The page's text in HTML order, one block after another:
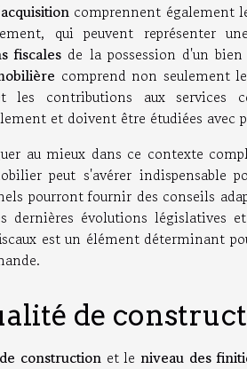
comprennent également
qui peuvent représenter
fiscales de la possession d'un
comprend non seulement
les contributions aux services
et doivent être étudiées avec
au mieux dans ce contexte
peut s'avérer indispensable
pourront fournir des conseils
dernières évolutions législatives
est un élément déterminant
de
construction et le niveau des